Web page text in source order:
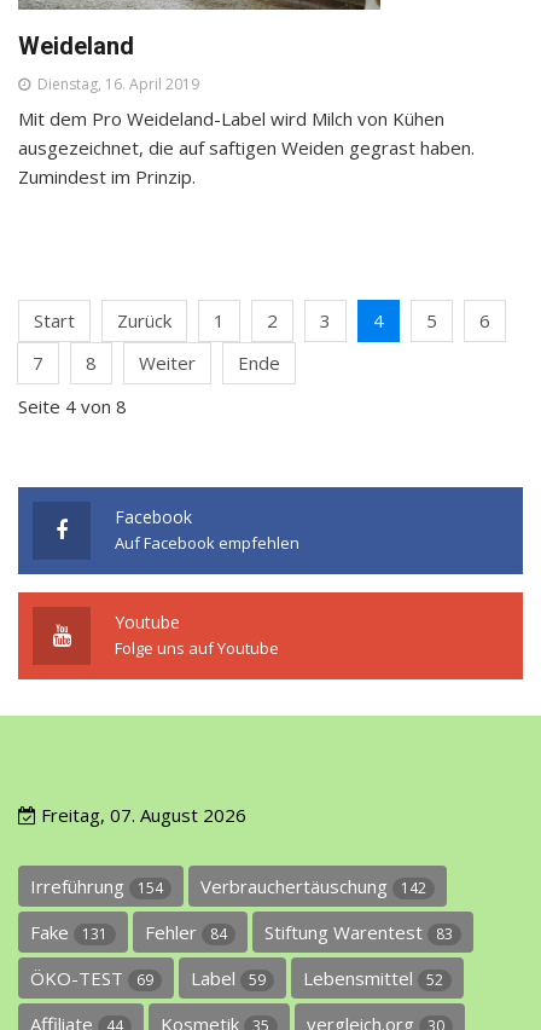
Weideland
Dienstag, 16. April 2019
Mit dem Pro Weideland-Label wird Milch von Kühen
ausgezeichnet, die auf saftigen Weiden gegrast haben.
Zumindest im Prinzip.
Start Zurück 1 2 3 4 5
6
7
8 Weiter
Ende
Seite 4 von 8
Facebook
Auf Facebook empfehlen
Youtube
Folge uns auf Youtube
Freitag, 07. August 2026
Irreführung 154 Verbrauchertäuschung 142
Fake 131 Fehler 84 Stiftung Warentest 83
ÖKO-TEST 69 Label 59 Lebensmittel 52
Affiliate Kosmetik vergleich.org